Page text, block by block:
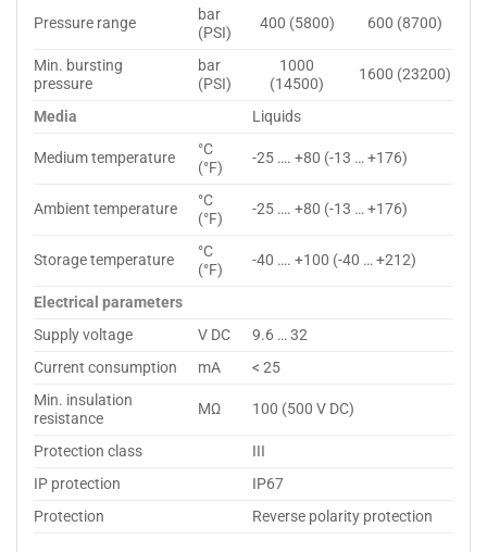
Pressure range
bar
(PSI)
400 (5800) 600 (8700)
Min. bursting
pressure
bar
(PSI)
1000
(14500)
1600 (23200)
Media Liquids
Medium temperature
°C
(°F)
-25 …. +80 (-13 … +176)
Ambient temperature
°C
(°F)
-25 …. +80 (-13 … +176)
Storage temperature
°C
(°F)
-40 …. +100 (-40 … +212)
Electrical parameters
Supply voltage
V DC
9.6 … 32
Current consumption
mA
< 25
Min. insulation
resistance
MΩ 100 (500 V DC)
Protection class
III
IP protection
IP67
Protection
Reverse polarity protection